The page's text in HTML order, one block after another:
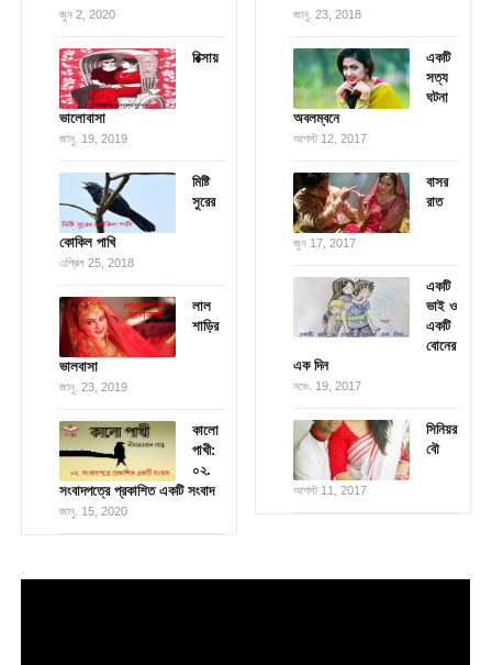
জুন 2, 2020
রিক্সায়
ভালোবাসা
জানু. 19, 2019
মিষ্টি
সুরের
কোকিল পাখি
এপ্রিল 25, 2018
লাল
শাড়ির
ভালবাসা
জানু. 23, 2019
কালো
পাখী:
০২.
সংবাদপত্রে প্রকাশিত একটি সংবাদ
জানু. 15, 2020
জানু. 23, 2018
একটি
সত্য
ঘটনা
অবলম্বনে
আগস্ট 12, 2017
বাসর
রাত
জুন 17, 2017
একটি
ভাই ও
একটি
বোনের
এক দিন
নভে. 19, 2017
সিনিয়র
বৌ
আগস্ট 11, 2017